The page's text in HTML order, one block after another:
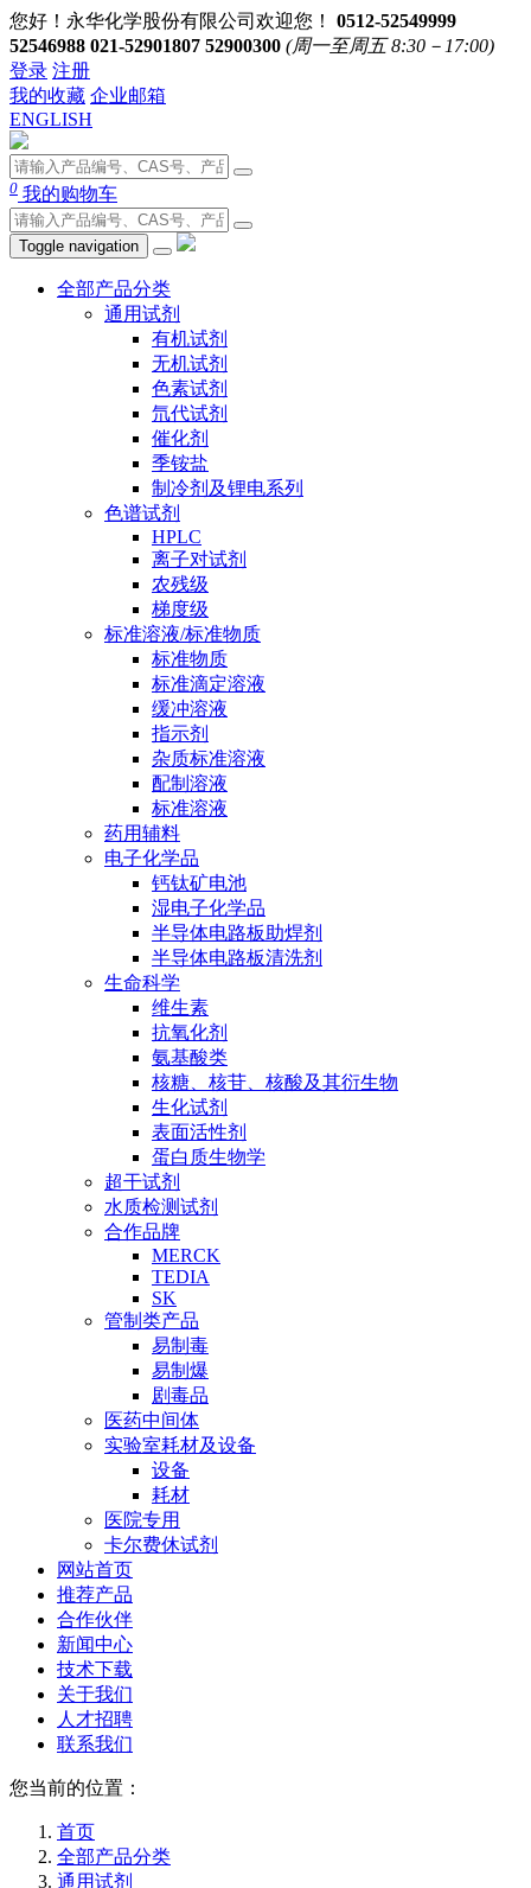
您好！永华化学股份有限公司欢迎您！ 0512-52549999
52546988 021-52901807 52900300 (周一至周五 8:30－17:00)
登录 注册
我的收藏 企业邮箱
ENGLISH
0 我的购物车
Toggle navigation
全部产品分类
通用试剂
有机试剂
无机试剂
色素试剂
氘代试剂
催化剂
季铵盐
制冷剂及锂电系列
色谱试剂
HPLC
离子对试剂
农残级
梯度级
标准溶液/标准物质
标准物质
标准滴定溶液
缓冲溶液
指示剂
杂质标准溶液
配制溶液
标准溶液
药用辅料
电子化学品
钙钛矿电池
湿电子化学品
半导体电路板助焊剂
半导体电路板清洗剂
生命科学
维生素
抗氧化剂
氨基酸类
核糖、核苷、核酸及其衍生物
生化试剂
表面活性剂
蛋白质生物学
超干试剂
水质检测试剂
合作品牌
MERCK
TEDIA
SK
管制类产品
易制毒
易制爆
剧毒品
医药中间体
实验室耗材及设备
设备
耗材
医院专用
卡尔费休试剂
网站首页
推荐产品
合作伙伴
新闻中心
技术下载
关于我们
人才招聘
联系我们
您当前的位置：
首页
全部产品分类
通用试剂